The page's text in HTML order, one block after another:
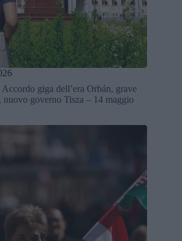
giga dell’era Orbán, grave
governo Tisza – 14 maggio